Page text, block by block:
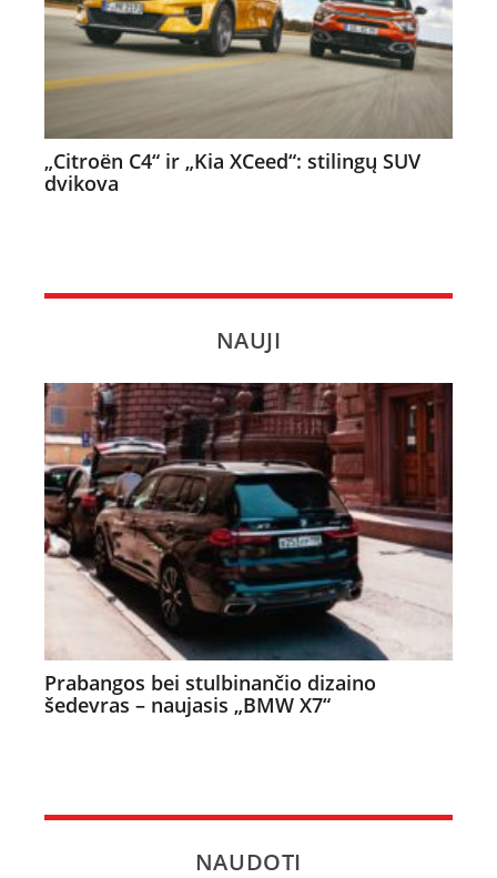
„Citroën C4“ ir „Kia XCeed“: stilingų SUV
dvikova
NAUJI
Prabangos bei stulbinančio dizaino
šedevras – naujasis „BMW X7“
NAUDOTI